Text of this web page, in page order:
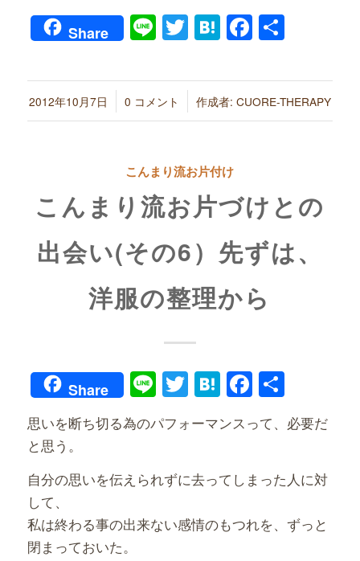
Share LineTwitter
Hatena共
2012年10月7日
/ 0 コメント
/ 作成者: CUORE-THERAPY
こんまり流お片付け
こんまり流お片づけとの
出会い(その6）先ずは、
洋服の整理から
Share LineTwitter
Hatena共
有
思いを断ち切る為のパフォーマンスって、必要だ
と思う。
自分の思いを伝えられずに去ってしまった人に対
して、
私は終わる事の出来ない感情のもつれを、ずっと
閉まっておいた。